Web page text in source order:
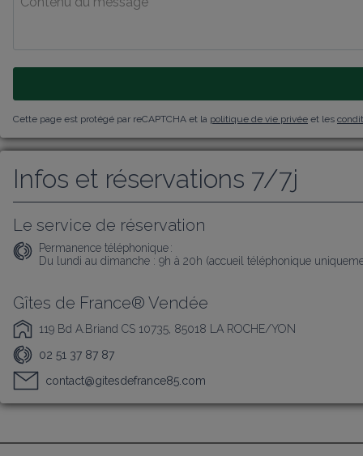
Cette page est protégé par reCAPTCHA et la politique de vie privée et les
Infos et réservations 7/7j
Le service de réservation
Permanence téléphonique :
Du lundi au dimanche : 9h à 20h (accueil téléphonique
Gîtes de France® Vendée
119 Bd A.Briand CS 10735, 85018 LA ROCHE/YON
02 51 37 87 87
contact@gitesdefrance85.com